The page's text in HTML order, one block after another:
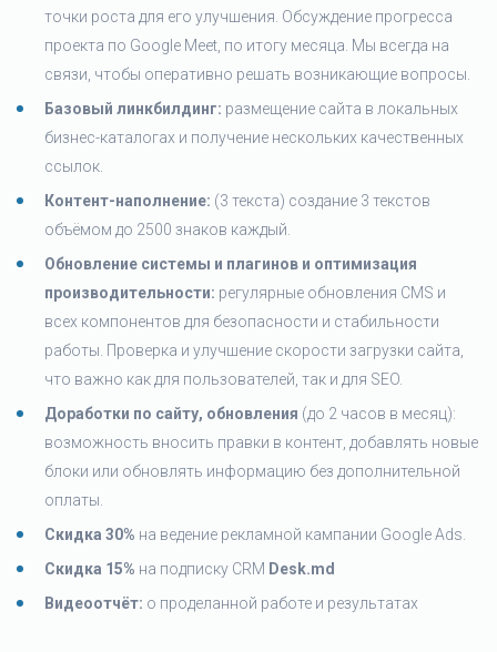
точки роста для его улучшения. Обсуждение прогресса
проекта по Google Meet, по итогу месяца. Мы всегда на
связи, чтобы оперативно решать возникающие вопросы.
Базовый линкбилдинг: размещение сайта в локальных
бизнес-каталогах и получение нескольких качественных
ссылок.
Контент-наполнение: (3 текста) создание 3 текстов
объёмом до 2500 знаков каждый.
Обновление системы и плагинов и оптимизация
производительности: регулярные обновления CMS и
всех компонентов для безопасности и стабильности
работы. Проверка и улучшение скорости загрузки сайта,
что важно как для пользователей, так и для SEO.
Доработки по сайту, обновления (до 2 часов в месяц):
возможность вносить правки в контент, добавлять новые
блоки или обновлять информацию без дополнительной
оплаты.
Скидка 30% на ведение рекламной кампании Google Ads.
Скидка 15% на подписку CRM Desk.md
Видеоотчёт: о проделанной работе и результатах